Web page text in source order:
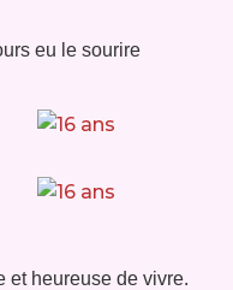
eu le sourire
et heureuse de vivre.